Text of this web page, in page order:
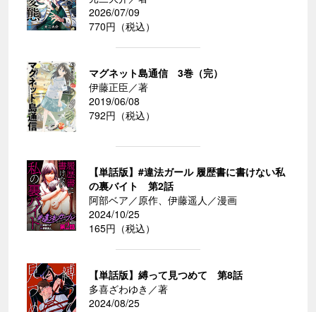
2026/07/09
770円（税込）
マグネット島通信 3巻（完）
伊藤正臣／著
2019/06/08
792円（税込）
【単話版】#違法ガール 履歴書に書けない私
の裏バイト 第2話
阿部ベア／原作、伊藤遥人／漫画
2024/10/25
165円（税込）
【単話版】縛って見つめて 第8話
多喜ざわゆき／著
2024/08/25